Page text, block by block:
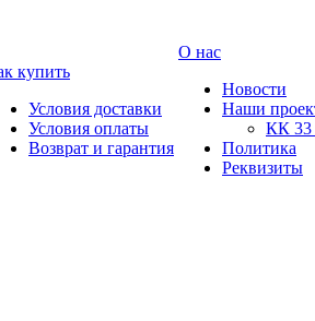
купить
Условия доставки
Условия оплаты
Возврат и гарантия
О нас
Новости
Наши
КК
Политика
Реквизиты